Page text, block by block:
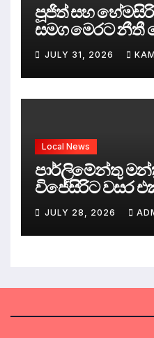
පූජිත් සහ
සමග මෙරට නීතී
ඇත්තේ කුමක්ද ?
JULY 31, 2026
Local News
පාර්ලිමේන්තු
විජේසිරිට වසර
දඬුවම්.
JULY 28, 2026